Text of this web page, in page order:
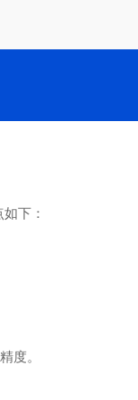
下：
度。